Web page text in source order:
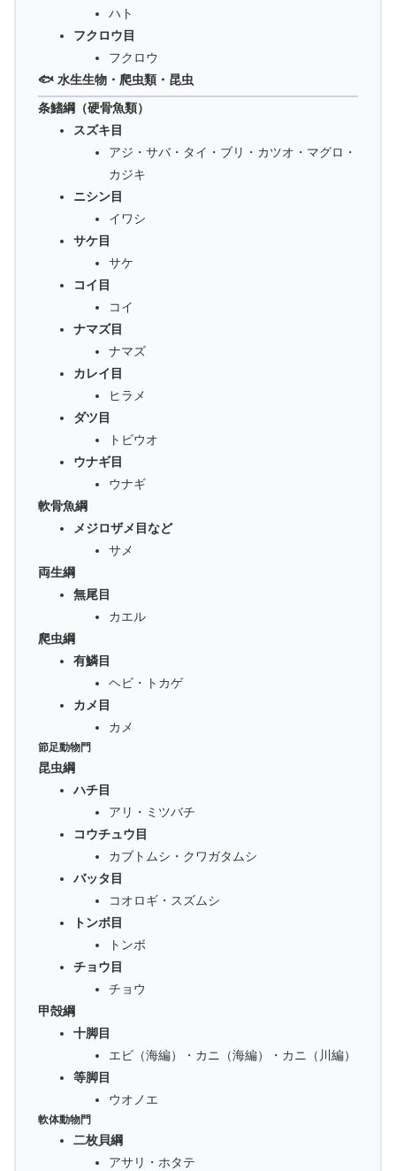
ハト
フクロウ目
フクロウ
🐟 水生生物・爬虫類・昆虫
条鰭綱（硬骨魚類）
スズキ目
アジ・サバ・タイ・ブリ・カツオ・マグロ・
カジキ
ニシン目
イワシ
サケ目
サケ
コイ目
コイ
ナマズ目
ナマズ
カレイ目
ヒラメ
ダツ目
トビウオ
ウナギ目
ウナギ
軟骨魚綱
メジロザメ目など
サメ
両生綱
無尾目
カエル
爬虫綱
有鱗目
ヘビ・トカゲ
カメ目
カメ
節足動物門
昆虫綱
ハチ目
アリ・ミツバチ
コウチュウ目
カブトムシ・クワガタムシ
バッタ目
コオロギ・スズムシ
トンボ目
トンボ
チョウ目
チョウ
甲殻綱
十脚目
エビ（海編）・カニ（海編）・カニ（川編）
等脚目
ウオノエ
軟体動物門
二枚貝綱
アサリ・ホタテ